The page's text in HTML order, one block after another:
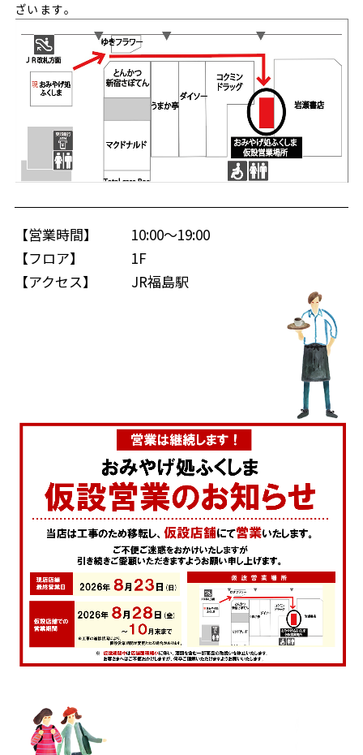
ざいます。
【営業時間】
10:00～19:00
【フロア】
1F
【アクセス】
JR福島駅